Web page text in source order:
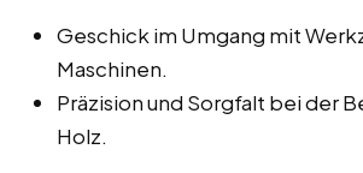
Geschick im Umgang mit
Maschinen.
Präzision und Sorgfalt bei der
Holz.